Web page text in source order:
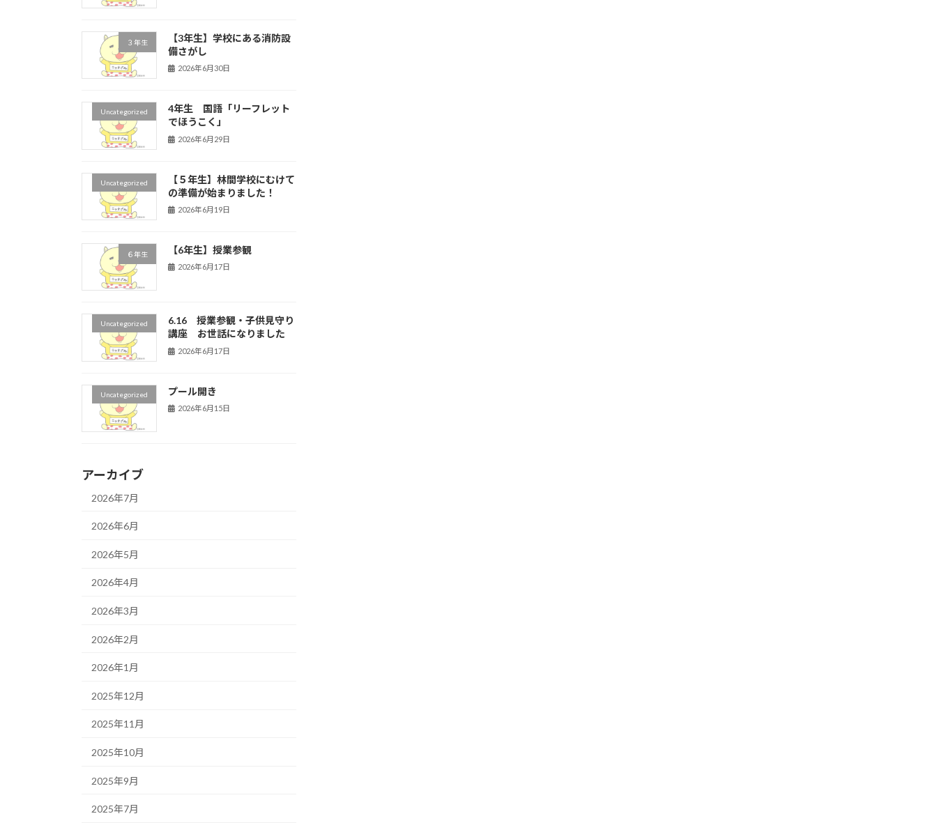
３年生
【3年生】学校にある消防設
備さがし
2026年6月30日
Uncategorized
4年生 国語「リーフレット
でほうこく」
2026年6月29日
Uncategorized
【５年生】林間学校にむけて
の準備が始まりました！
2026年6月19日
６年生 【6年生】授業参観
2026年6月17日
Uncategorized
6.16 授業参観・子供見守り
講座 お世話になりました
2026年6月17日
Uncategorized プール開き
2026年6月15日
アーカイブ
2026年7月
2026年6月
2026年5月
2026年4月
2026年3月
2026年2月
2026年1月
2025年12月
2025年11月
2025年10月
2025年9月
2025年7月